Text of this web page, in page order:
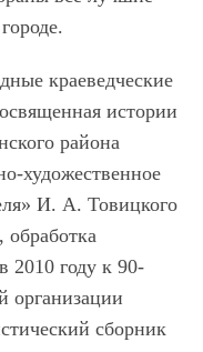
краеведческие
истории
района
художественное
И. А. Товицкого
обработка
2010 году к 90-
организации
сборник